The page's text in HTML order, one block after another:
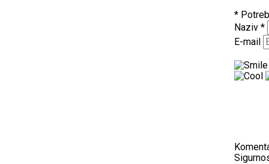
*
Naziv *
E-mail